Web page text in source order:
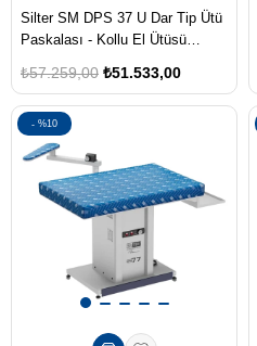
Silter SM DPS 37 U Dar Tip Ütü
Paskalası - Kollu El Ütüsü
₺51.533,00
₺57.259,00
%10